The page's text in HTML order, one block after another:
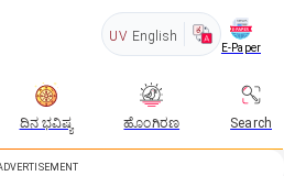
UV English
E-Paper
ದಿನ ಭವಿಷ್ಯ ಹೊಂಗಿರಣ Search